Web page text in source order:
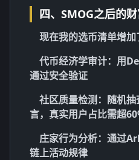
四、SMOG之后的
现在我的选币清单增加
代币经济学审计：用
通过安全验证
社区质量检测 ：随机
言，真实用户占比需超
庄家行为分析：通过
链上活动规律